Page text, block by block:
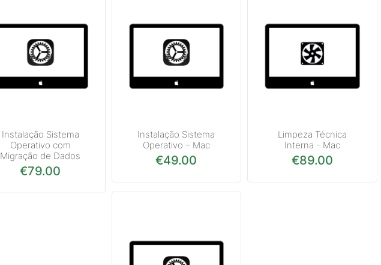
Instalação Sistema
Operativo com
Migração de Dados
€79.00
Instalação Sistema
Operativo – Mac
€49.00
Limpeza Técnica
Interna - Mac
€89.00